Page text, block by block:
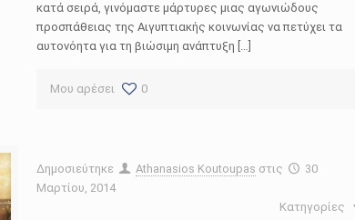
κατά σειρά, γινόμαστε μάρτυρες μιας αγωνιώδους
προσπάθειας της Αιγυπτιακής κοινωνίας να πετύχει τα
αυτονόητα για τη βιώσιμη ανάπτυξη […]
Μου αρέσει 0
Δημοσιεύτηκε Athanasios Koutoupas στις
30
Μαρτίου, 2014
Κατηγορίες